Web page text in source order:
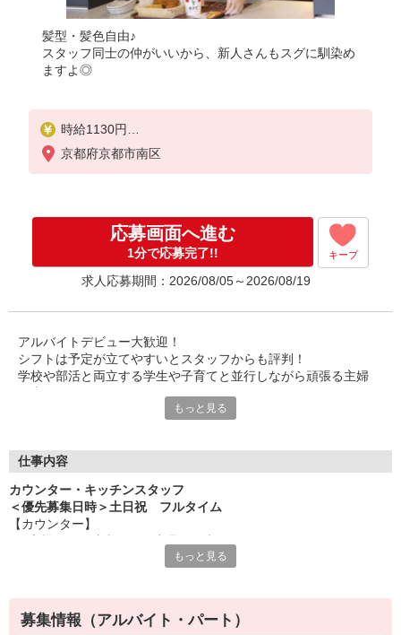
髪型・髪色自由♪
スタッフ同士の仲がいいから、新人さんもスグに馴染め
ますよ◎
時給1130円
土日祝祭日時給1180円
京都府京都市南区
応募画面へ進む
1分で応募完了!! キープ
求人応募期間：2026/08/05～2026/08/19
アルバイトデビュー大歓迎！
シフトは予定が立てやすいとスタッフからも評判！
学校や部活と両立する学生や子育てと並行しながら頑張る主婦
みんなから「働きやすい！」という声が上がっています♪
＜ 未経験でも心配ナシ ＞
先輩によるレクチャーもあるので、
久しぶりのお仕事のパートさんや初アルバイトの学生さんも安心
です♪
オトクな従業員割引があるのも必見！まずは気軽にご応募を☆
もっと見る
仕事内容
カウンター・キッチンスタッフ
＜優先募集日時＞土日祝 フルタイム
【カウンター】
【キッチン】 ※対面や接客はなし！
もっと見る
募集情報（アルバイト・パート）